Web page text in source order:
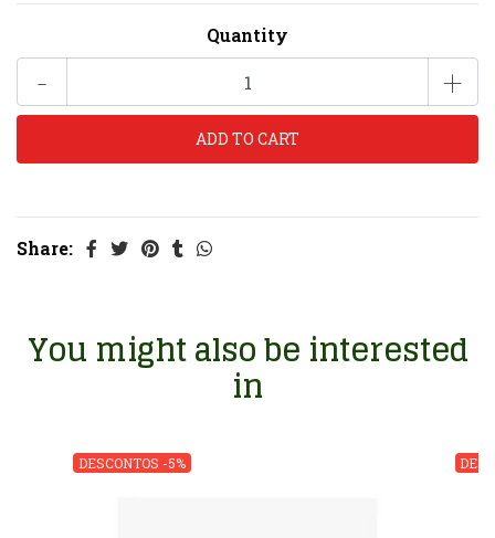
Quantity
- +
Share:
You might also be interested
in
DESCONTOS -5%